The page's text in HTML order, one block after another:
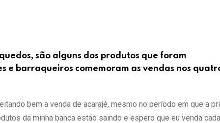
são alguns dos produtos que foram
e barraqueiros comemoram as vendas nos
bem a venda de acarajé, mesmo no período em que a
da minha banca estão saindo e espero que eu venda